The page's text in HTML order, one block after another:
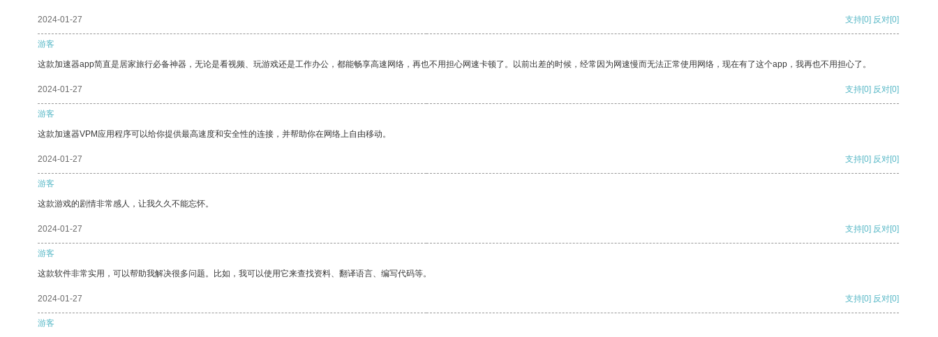
2024-01-27 支持[0] 反对[0]
游客
这款加速器app简直是居家旅行必备神器，无论是看视频、玩游戏还是工作办公，都能畅享高速网络，再也不用担心网速卡顿了。以前出差的时候，经常因为网速慢而无法正常使用网络，现在有了这个app，我再也不用担心了。
2024-01-27 支持[0] 反对[0]
游客
这款加速器VPM应用程序可以给你提供最高速度和安全性的连接，并帮助你在网络上自由移动。
2024-01-27 支持[0] 反对[0]
游客
这款游戏的剧情非常感人，让我久久不能忘怀。
2024-01-27 支持[0] 反对[0]
游客
这款软件非常实用，可以帮助我解决很多问题。比如，我可以使用它来查找资料、翻译语言、编写代码等。
2024-01-27 支持[0] 反对[0]
游客